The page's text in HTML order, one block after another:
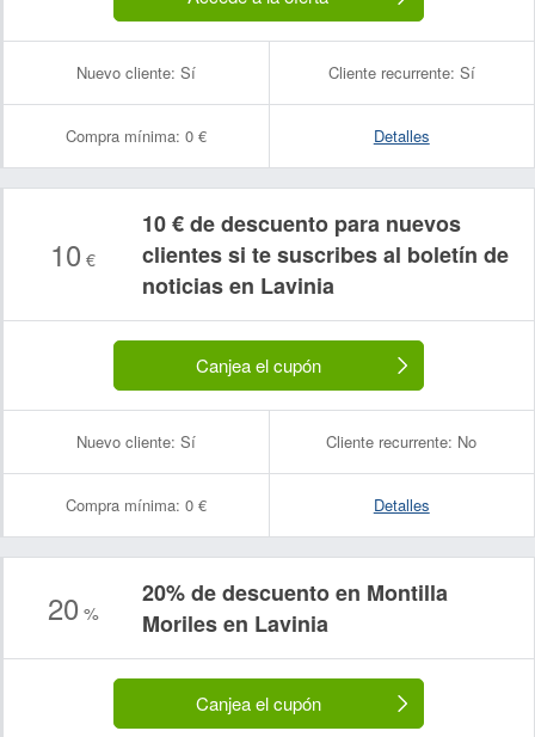
Nuevo cliente: Sí Cliente recurrente: Sí
Compra mínima: 0 € Detalles
10 €
10 € de descuento para nuevos
clientes si te suscribes al boletín de
noticias en Lavinia
Canjea el cupón
Nuevo cliente: Sí Cliente recurrente: No
Compra mínima: 0 € Detalles
20 %
20% de descuento en Montilla
Moriles en Lavinia
Canjea el cupón